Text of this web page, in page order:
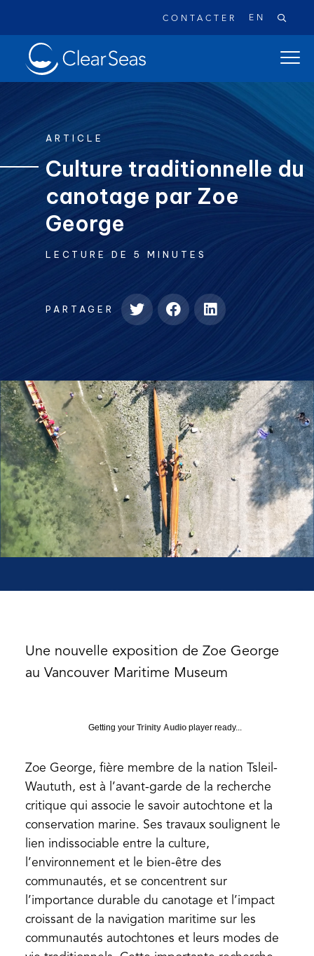
ouvrir
CONTACTER EN
Clear
SeasAccueil
Recherches populaires:
Changement climatique
Sécurité À propos
ARTICLE
Culture traditionnelle du
canotage par Zoe
George
LECTURE DE 5 MINUTES
PARTAGER
Une nouvelle exposition de Zoe George
au Vancouver Maritime Museum
Getting your Trinity Audioplayer ready...
Zoe George, fière membre de la nation Tsleil-
Waututh, est à l’avant-garde de la recherche
critique qui associe le savoir autochtone et la
conservation marine. Ses travaux soulignent le
lien indissociable entre la culture,
l’environnement et le bien-être des
communautés, et se concentrent sur
l’importance durable du canotage et l’impact
croissant de la navigation maritime sur les
communautés autochtones et leurs modes de